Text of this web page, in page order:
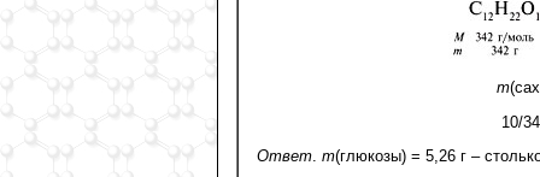
m
10/
Ответ m(глюкозы) = 5,26 г –